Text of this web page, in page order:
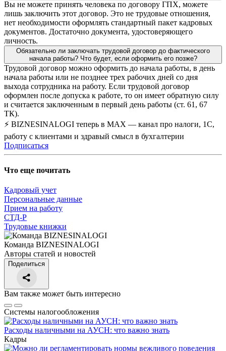
Вы не можете принять человека по договору ГПХ, можете
лишь заключить этот договор. Это не трудовые отношения,
нет необходимости оформлять стандартный пакет кадровых
документов. Достаточно документа, удостоверяющего
личность.
Обязательно ли заключать трудовой договор до фактического
начала работы? Что будет, если оформить его позже?
Трудовой договор можно оформить до начала работы, в день
начала работы или не позднее трех рабочих дней со дня
выхода сотрудника на работу. Если трудовой договор
оформлен после допуска к работе, то он имеет обратную силу
и считается заключенным в первый день работы (ст. 61, 67
ТК).
⚡ BIZNESINALOGI теперь в MAX — канал про налоги, 1С,
работу с клиентами и здравый смысл в бухгалтерии
Подписаться
Что еще почитать
Кадровый учет
Персональные данные
Прием на работу
СТД-Р
Трудовые книжки
Команда BIZNESINALOGI
Авторы статей и новостей
Поделиться
Вам также может быть интересно
Системы налогообложения
Расходы наличными на АУСН: что важно знать
Кадры